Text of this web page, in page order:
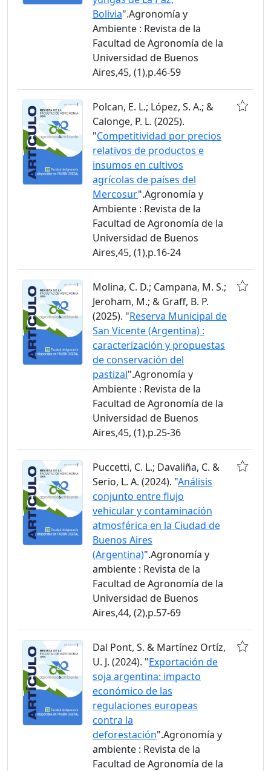
Bolivia".Agronomía y
Ambiente : Revista de la
Facultad de Agronomía de la
Universidad de Buenos
Aires,45, (1),p.46-59
Polcan, E. L.; López, S. A.; &
Calonge, P. L. (2025).
"Competitividad por precios
relativos de productos e
insumos en cultivos
agrícolas de países del
Mercosur".Agronomía y
Ambiente : Revista de la
Facultad de Agronomía de la
Universidad de Buenos
Aires,45, (1),p.16-24
Molina, C. D.; Campana, M. S.;
Jeroham, M.; & Graff, B. P.
(2025). "Reserva Municipal de
San Vicente (Argentina) :
caracterización y propuestas
de conservación del
pastizal".Agronomía y
Ambiente : Revista de la
Facultad de Agronomía de la
Universidad de Buenos
Aires,45, (1),p.25-36
Puccetti, C. L.; Davaliña, C. &
Serio, L. A. (2024). "Análisis
conjunto entre flujo
vehicular y contaminación
atmosférica en la Ciudad de
Buenos Aires
(Argentina)".Agronomía y
ambiente : Revista de la
Facultad de Agronomía de la
Universidad de Buenos
Aires,44, (2),p.57-69
Dal Pont, S. & Martínez Ortíz,
U. J. (2024). "Exportación de
soja argentina: impacto
económico de las
regulaciones europeas
contra la
deforestación".Agronomía y
ambiente : Revista de la
Facultad de Agronomía de la